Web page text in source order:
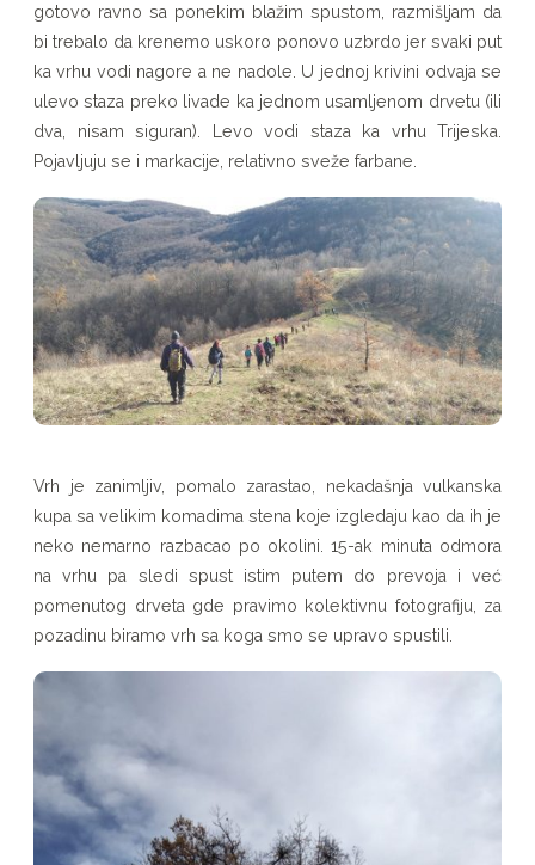
gotovo ravno sa ponekim blažim spustom, razmišljam da
bi trebalo da krenemo uskoro ponovo uzbrdo jer svaki put
ka vrhu vodi nagore a ne nadole. U jednoj krivini odvaja se
ulevo staza preko livade ka jednom usamljenom drvetu (ili
dva, nisam siguran). Levo vodi staza ka vrhu Trijeska.
Pojavljuju se i markacije, relativno sveže farbane.
Vrh je zanimljiv, pomalo zarastao, nekadašnja vulkanska
kupa sa velikim komadima stena koje izgledaju kao da ih je
neko nemarno razbacao po okolini. 15-ak minuta odmora
na vrhu pa sledi spust istim putem do prevoja i već
pomenutog drveta gde pravimo kolektivnu fotografiju, za
pozadinu biramo vrh sa koga smo se upravo spustili.